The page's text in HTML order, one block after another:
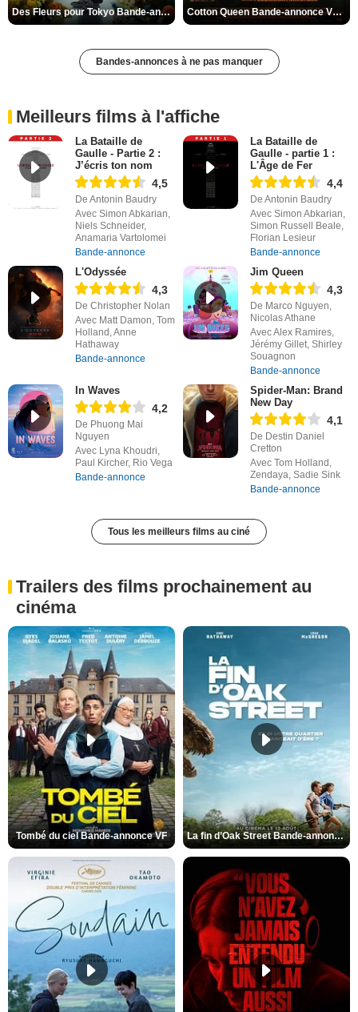
Des Fleurs pour Tokyo Bande-annonce VO STFR Cotton Queen Bande-annonce VO STFR
Bandes-annonces à ne pas manquer
Meilleurs films à l'affiche
La Bataille de
Gaulle - Partie 2 :
J’écris ton nom
4,5
De Antonin Baudry
Avec Simon Abkarian,
Niels Schneider,
Anamaria Vartolomei
Bande-annonce
La Bataille de
Gaulle - partie 1 :
L'Âge de Fer
4,4
De Antonin Baudry
Avec Simon Abkarian,
Simon Russell Beale,
Florian Lesieur
Bande-annonce
L'Odyssée
4,3
De Christopher Nolan
Avec Matt Damon, Tom
Holland, Anne
Hathaway
Bande-annonce
Jim Queen
4,3
De Marco Nguyen,
Nicolas Athane
Avec Alex Ramires,
Jérémy Gillet, Shirley
Souagnon
Bande-annonce
In Waves
4,2
De Phuong Mai
Nguyen
Avec Lyna Khoudri,
Paul Kircher, Rio Vega
Bande-annonce
Spider-Man: Brand
New Day
4,1
De Destin Daniel
Cretton
Avec Tom Holland,
Zendaya, Sadie Sink
Bande-annonce
Tous les meilleurs films au ciné
Trailers des films prochainement au
cinéma
Tombé du ciel Bande-annonce VF La fin d’Oak Street Bande-annonce VO STFR